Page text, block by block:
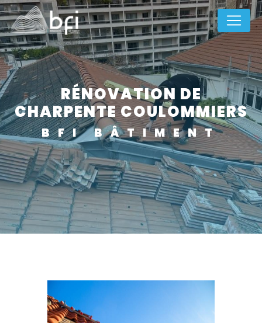
RÉNOVATION DE
CHARPENTE COULOMMIERS
BFI BÂTIMENT
Panneau de gestion des cookies